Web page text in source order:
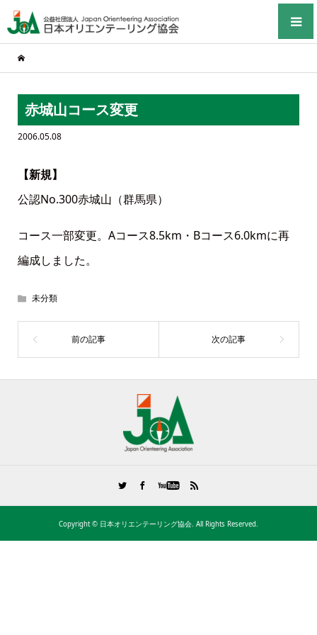
赤城山コース変更
2006.05.08
【新規】
公認No.300赤城山（群馬県）
コース一部変更。Aコース8.5km・Bコース6.0kmに再
編成しました。
未分類
Copyright © 日本オリエンテーリング協会. All Rights Reserved.